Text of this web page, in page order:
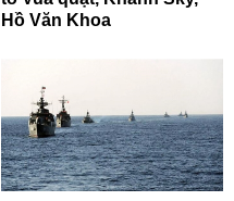
Hồ Văn Khoa